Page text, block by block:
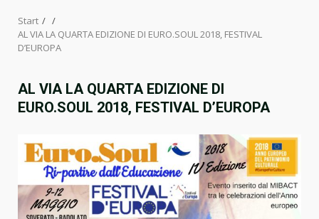
Start
AL VIA LA QUARTA EDIZIONE DI EURO.SOUL 2018, FESTIVAL
D’EUROPA
AL VIA LA QUARTA EDIZIONE DI
EURO.SOUL 2018, FESTIVAL D’EUROPA